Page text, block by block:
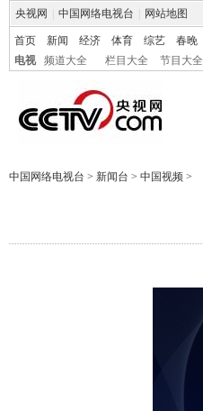
央视网 中国网络电视台 网站地图
首页 新闻 经济 体育 综艺 春晚
电视
频道大全 栏目大全 节目大全
中国网络电视台 > 新闻台 > 中国视频 >